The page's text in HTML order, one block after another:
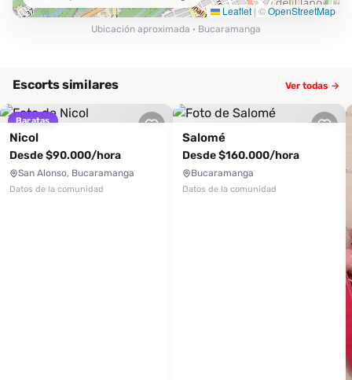
Leaflet | ©OpenStreetMap
Ubicación aproximada · Bucaramanga
Escorts similares Ver todas →
Baratas
Nicol
Desde $90.000/hora
San Alonso, Bucaramanga
Datos de la comunidad
Salomé
Desde $160.000/hora
Bucaramanga
Datos de la comunidad